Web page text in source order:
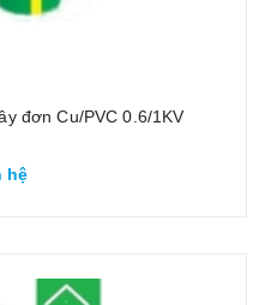
đơn Cu/PVC 0.6/1KV
hệ